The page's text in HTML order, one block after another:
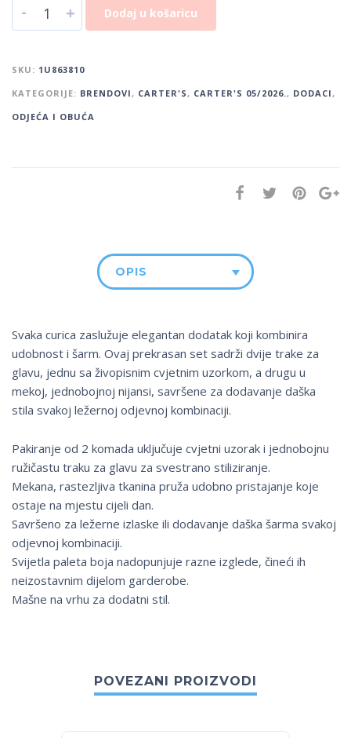
- + Dodaj u košaricu
SKU: 1U863810
KATEGORIJE: BRENDOVI, CARTER'S, CARTER'S 05/2026., DODACI,
ODJEĆA I OBUĆA
OPIS
Svaka curica zaslužuje elegantan dodatak koji kombinira
udobnost i šarm. Ovaj prekrasan set sadrži dvije trake za
glavu, jednu sa živopisnim cvjetnim uzorkom, a drugu u
mekoj, jednobojnoj nijansi, savršene za dodavanje daška
stila svakoj ležernoj odjevnoj kombinaciji.
Pakiranje od 2 komada uključuje cvjetni uzorak i jednobojnu
ružičastu traku za glavu za svestrano stiliziranje.
Mekana, rastezljiva tkanina pruža udobno pristajanje koje
ostaje na mjestu cijeli dan.
Savršeno za ležerne izlaske ili dodavanje daška šarma svakoj
odjevnoj kombinaciji.
Svijetla paleta boja nadopunjuje razne izglede, čineći ih
neizostavnim dijelom garderobe.
Mašne na vrhu za dodatni stil.
POVEZANI PROIZVODI